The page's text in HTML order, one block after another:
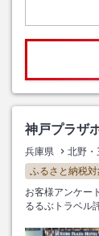
神戸プラザ
兵庫県 北野・
ふるさと納税
お客様アンケー
るるぶトラベル